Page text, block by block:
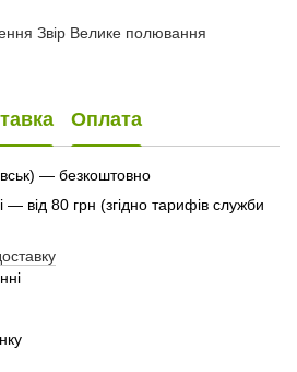
Звір Велике полювання
Оплата
— безкоштовно
від 80 грн (згідно тарифів служби